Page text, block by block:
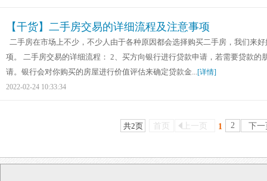
【干货】二手房交易的详细流程及注意事项
二手房在市场上不少，不少人由于各种原因都会选择购买二手房，我们来
项。 二手房交易的详细流程： 2、买方向银行进行贷款申请，若需要贷款
请。银行会对你购买的房屋进行价值评估来确定贷款金...[详情]
2022-02-24 10:33:34
共2页 首页 上一页 1 2 下一